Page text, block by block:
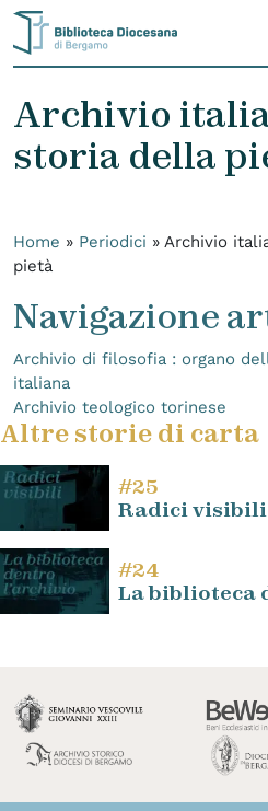
Skip to content
Archivio
storia della
Home » Periodici » Archivio
pietà
Navigazione
Archivio di filosofia : organo
italiana
Archivio teologico torinese
Altre storie di carta
#25
Radici visibili
#24
La biblioteca